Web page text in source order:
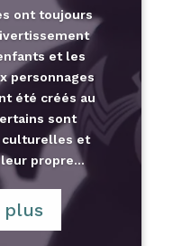
ont toujours
et les
personnages
été créés au
sont
culturelles et
propre...
plus